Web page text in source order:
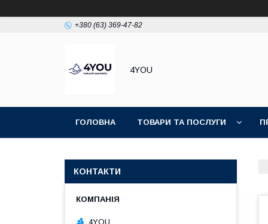
+380 (63) 369-47-82
4YOU
ГОЛОВНА ТОВАРИ ТА ПОСЛУГИ
КОНТАКТИ
4YOU